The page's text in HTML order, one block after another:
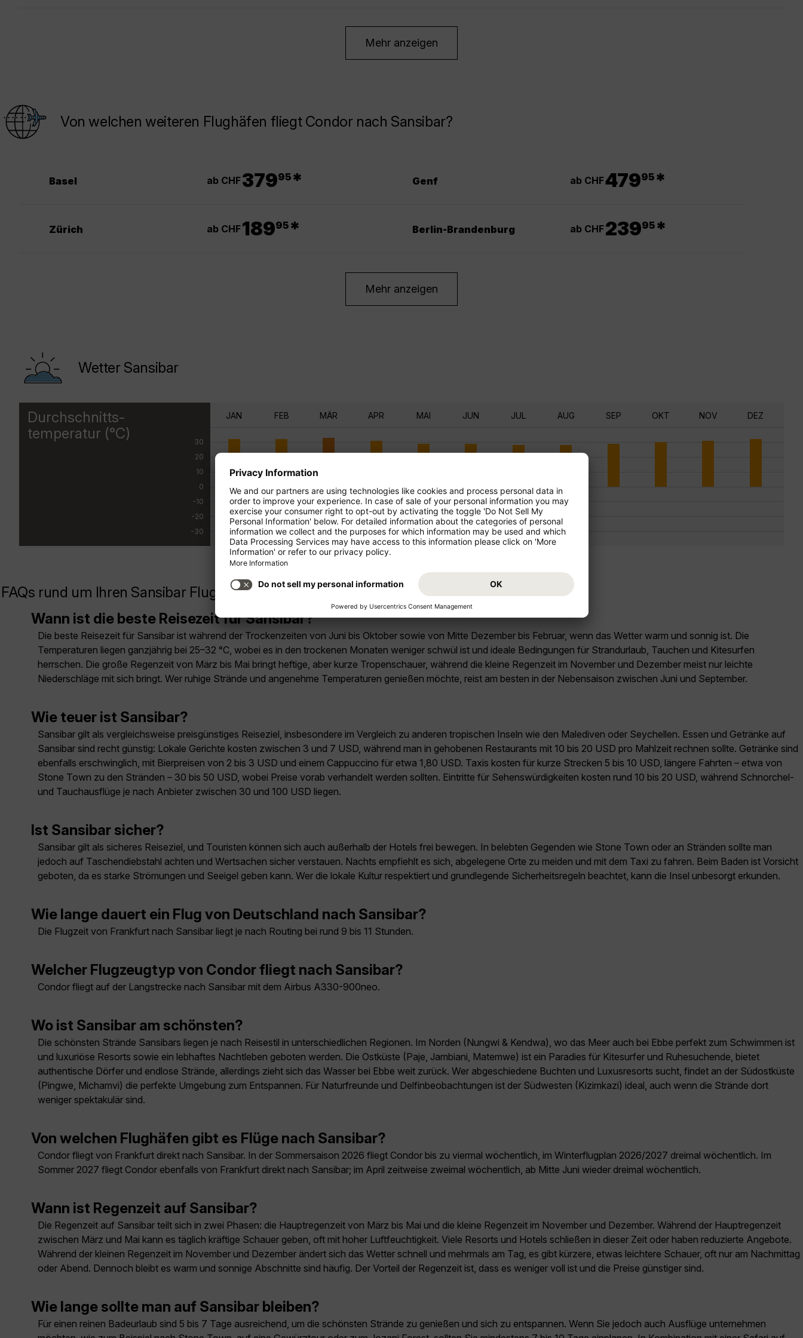
Mehr anzeigen
Von welchen weiteren Flughäfen fliegt Condor nach Sansibar?
Basel ab CHF37995 * Genf ab CHF47995 *
Zürich ab CHF18995 * Berlin-Brandenburg ab CHF23995 *
Mehr anzeigen
Wetter Sansibar
Durchschnitts-
temperatur (°C)
30
20
10
0
-10
-20
-30
JAN FEB MÄR APR MAI JUN JUL AUG SEP OKT NOV DEZ
FAQs rund um Ihren Sansibar Flug
Wann ist die beste Reisezeit für Sansibar?
Die beste Reisezeit für Sansibar ist während der Trockenzeiten von Juni bis Oktober sowie von Mitte Dezember bis Februar, wenn das Wetter warm und sonnig ist. Die
Temperaturen liegen ganzjährig bei 25–32 °C, wobei es in den trockenen Monaten weniger schwül ist und ideale Bedingungen für Strandurlaub, Tauchen und Kitesurfen
herrschen. Die große Regenzeit von März bis Mai bringt heftige, aber kurze Tropenschauer, während die kleine Regenzeit im November und Dezember meist nur leichte
Niederschläge mit sich bringt. Wer ruhige Strände und angenehme Temperaturen genießen möchte, reist am besten in der Nebensaison zwischen Juni und September.
Wie teuer ist Sansibar?
Sansibar gilt als vergleichsweise preisgünstiges Reiseziel, insbesondere im Vergleich zu anderen tropischen Inseln wie den Malediven oder Seychellen. Essen und Getränke auf
Sansibar sind recht günstig: Lokale Gerichte kosten zwischen 3 und 7 USD, während man in gehobenen Restaurants mit 10 bis 20 USD pro Mahlzeit rechnen sollte. Getränke sind
ebenfalls erschwinglich, mit Bierpreisen von 2 bis 3 USD und einem Cappuccino für etwa 1,80 USD. Taxis kosten für kurze Strecken 5 bis 10 USD, längere Fahrten – etwa von
Stone Town zu den Stränden – 30 bis 50 USD, wobei Preise vorab verhandelt werden sollten. Eintritte für Sehenswürdigkeiten kosten rund 10 bis 20 USD, während Schnorchel-
und Tauchausflüge je nach Anbieter zwischen 30 und 100 USD liegen.
Ist Sansibar sicher?
Sansibar gilt als sicheres Reiseziel, und Touristen können sich auch außerhalb der Hotels frei bewegen. In belebten Gegenden wie Stone Town oder an Stränden sollte man
jedoch auf Taschendiebstahl achten und Wertsachen sicher verstauen. Nachts empfiehlt es sich, abgelegene Orte zu meiden und mit dem Taxi zu fahren. Beim Baden ist Vorsicht
geboten, da es starke Strömungen und Seeigel geben kann. Wer die lokale Kultur respektiert und grundlegende Sicherheitsregeln beachtet, kann die Insel unbesorgt erkunden.
Wie lange dauert ein Flug von Deutschland nach Sansibar?
Die Flugzeit von Frankfurt nach Sansibar liegt je nach Routing bei rund 9 bis 11 Stunden.
Welcher Flugzeugtyp von Condor fliegt nach Sansibar?
Condor fliegt auf der Langstrecke nach Sansibar mit dem Airbus A330-900neo.
Wo ist Sansibar am schönsten?
Die schönsten Strände Sansibars liegen je nach Reisestil in unterschiedlichen Regionen. Im Norden (Nungwi & Kendwa), wo das Meer auch bei Ebbe perfekt zum Schwimmen ist
und luxuriöse Resorts sowie ein lebhaftes Nachtleben geboten werden. Die Ostküste (Paje, Jambiani, Matemwe) ist ein Paradies für Kitesurfer und Ruhesuchende, bietet
authentische Dörfer und endlose Strände, allerdings zieht sich das Wasser bei Ebbe weit zurück. Wer abgeschiedene Buchten und Luxusresorts sucht, findet an der Südostküste
(Pingwe, Michamvi) die perfekte Umgebung zum Entspannen. Für Naturfreunde und Delfinbeobachtungen ist der Südwesten (Kizimkazi) ideal, auch wenn die Strände dort
weniger spektakulär sind.
Von welchen Flughäfen gibt es Flüge nach Sansibar?
Condor fliegt von Frankfurt direkt nach Sansibar. In der Sommersaison 2026 fliegt Condor bis zu viermal wöchentlich, im Winterflugplan 2026/2027 dreimal wöchentlich. Im
Sommer 2027 fliegt Condor ebenfalls von Frankfurt direkt nach Sansibar; im April zeitweise zweimal wöchentlich, ab Mitte Juni wieder dreimal wöchentlich.
Wann ist Regenzeit auf Sansibar?
Die Regenzeit auf Sansibar teilt sich in zwei Phasen: die Hauptregenzeit von März bis Mai und die kleine Regenzeit im November und Dezember. Während der Hauptregenzeit
zwischen März und Mai kann es täglich kräftige Schauer geben, oft mit hoher Luftfeuchtigkeit. Viele Resorts und Hotels schließen in dieser Zeit oder haben reduzierte Angebote.
Während der kleinen Regenzeit im November und Dezember ändert sich das Wetter schnell und mehrmals am Tag, es gibt kürzere, etwas leichtere Schauer, oft nur am Nachmittag
oder Abend. Dennoch bleibt es warm und sonnige Abschnitte sind häufig. Der Vorteil der Regenzeit ist, dass es weniger voll ist und die Preise günstiger sind.
Wie lange sollte man auf Sansibar bleiben?
Für einen reinen Badeurlaub sind 5 bis 7 Tage ausreichend, um die schönsten Strände zu genießen und sich zu entspannen. Wenn Sie jedoch auch Ausflüge unternehmen